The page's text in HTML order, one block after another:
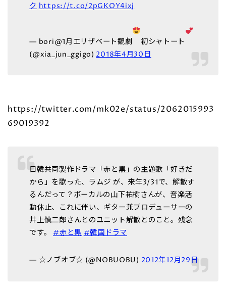
ク https://t.co/2pGKOY4ixj
— bori@1月エリザベート観劇
初シャトート
(@xia_jun_ggigo) 2018年4月30日
https://twitter.com/mk02e/status/2062015993
69019392
日韓共同製作ドラマ「赤と黒」の主題歌「好きだ
から」を歌った、ラムジ が、来年3/31で、解散す
るんだって？ボーカルの山下祐樹さんが、音楽活
動休止、これに伴い、ギター兼プロデューサーの
井上慎二郎さんとのユニット解散とのこと。残念
です。#赤と黒#韓国ドラマ
— ☆ノブオブ☆ (@NOBUOBU) 2012年12月29日